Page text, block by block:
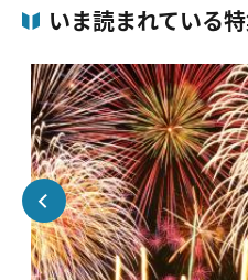
いま読まれている